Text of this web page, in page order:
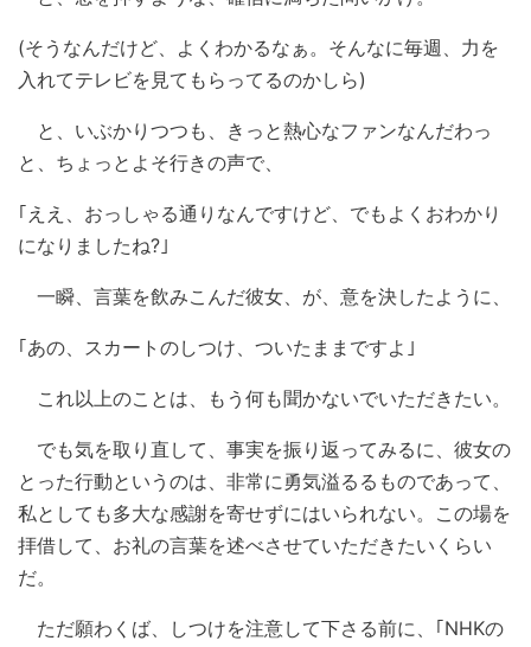
(そうなんだけど、よくわかるなぁ。そんなに毎週、力を
入れてテレビを見てもらってるのかしら)
と、いぶかりつつも、きっと熱心なファンなんだわっ
と、ちょっとよそ行きの声で、
｢ええ、おっしゃる通りなんですけど、でもよくおわかり
になりましたね?｣
一瞬、言葉を飲みこんだ彼女、が、意を決したように、
｢あの、スカートのしつけ、ついたままですよ｣
これ以上のことは、もう何も聞かないでいただきたい。
でも気を取り直して、事実を振り返ってみるに、彼女の
とった行動というのは、非常に勇気溢るるものであって、
私としても多大な感謝を寄せずにはいられない。この場を
拝借して、お礼の言葉を述べさせていただきたいくらい
だ。
ただ願わくば、しつけを注意して下さる前に、｢NHKの